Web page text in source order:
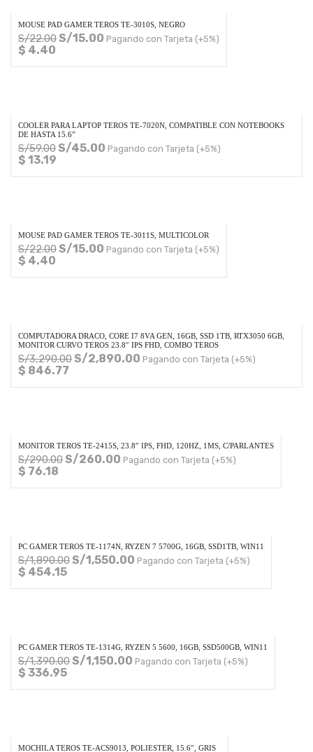
MOUSE PAD GAMER TEROS TE-3010S, NEGRO
S/22.00S/15.00 Pagando con Tarjeta (+5%)
$ 4.40
COOLER PARA LAPTOP TEROS TE-7020N, COMPATIBLE CON NOTEBOOKS
DE HASTA 15.6”
S/59.00S/45.00 Pagando con Tarjeta (+5%)
$ 13.19
MOUSE PAD GAMER TEROS TE-3011S, MULTICOLOR
S/22.00S/15.00 Pagando con Tarjeta (+5%)
$ 4.40
COMPUTADORA DRACO, CORE I7 8VA GEN, 16GB, SSD 1TB, RTX3050 6GB,
MONITOR CURVO TEROS 23.8″ IPS FHD, COMBO TEROS
S/3,290.00S/2,890.00 Pagando con Tarjeta (+5%)
$ 846.77
MONITOR TEROS TE-2415S, 23.8″ IPS, FHD, 120HZ, 1MS, C/PARLANTES
S/290.00S/260.00 Pagando con Tarjeta (+5%)
$ 76.18
PC GAMER TEROS TE-1174N, RYZEN 7 5700G, 16GB, SSD1TB, WIN11
S/1,890.00S/1,550.00 Pagando con Tarjeta (+5%)
$ 454.15
PC GAMER TEROS TE-1314G, RYZEN 5 5600, 16GB, SSD500GB, WIN11
S/1,390.00S/1,150.00 Pagando con Tarjeta (+5%)
$ 336.95
MOCHILA TEROS TE-ACS9013, POLIESTER, 15.6″, GRIS